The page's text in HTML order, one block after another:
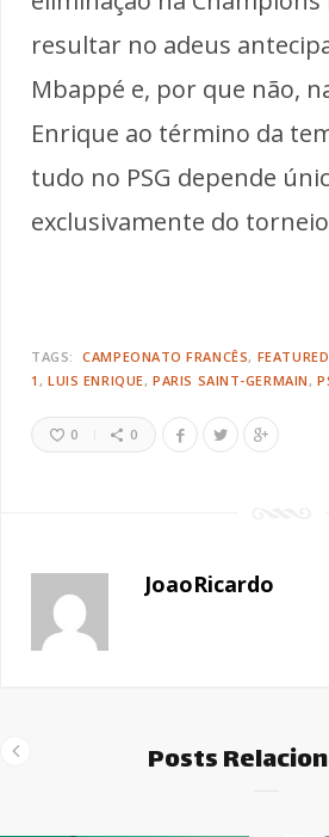
resultar no adeus
Mbappé e, por que não,
Enrique ao término da
tudo no PSG depende
exclusivamente do
TAGS: CAMPEONATO FRANCÊS FEATURED
1
LUIS ENRIQUE PARIS SAINT-GERMAIN
0 0
JoaoRicardo
Posts